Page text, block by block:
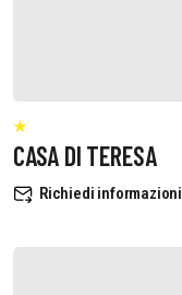
CASA DI TERESA
Richiedi informazioni